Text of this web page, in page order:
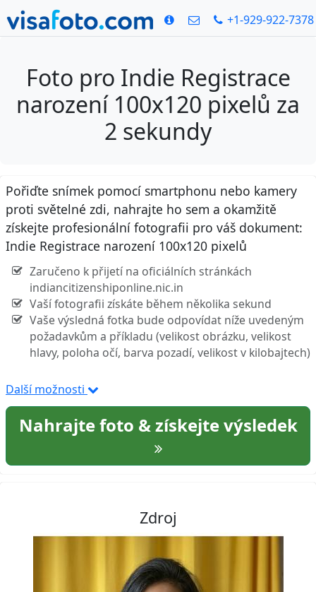
+1-929-922-7378
Foto pro Indie Registrace
narození 100x120 pixelů za
2 sekundy
Pořiďte snímek pomocí smartphonu nebo kamery
proti světelné zdi, nahrajte ho sem a okamžitě
získejte profesionální fotografii pro váš dokument:
Indie Registrace narození 100x120 pixelů
Zaručeno k přijetí na oficiálních stránkách
indiancitizenshiponline.nic.in
Vaší fotografii získáte během několika sekund
Vaše výsledná fotka bude odpovídat níže uvedeným
požadavkům a příkladu (velikost obrázku, velikost
hlavy, poloha očí, barva pozadí, velikost v kilobajtech)
Další možnosti
Nahrajte foto & získejte výsledek
Zdroj